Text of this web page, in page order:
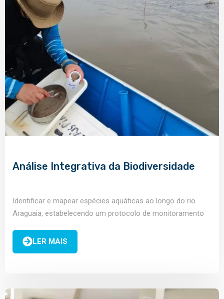
Análise Integrativa da Biodiversidade
Identificar e mapear espécies aquáticas ao longo do rio
Araguaia, estabelecendo um protocolo de monitoramento
LER MAIS